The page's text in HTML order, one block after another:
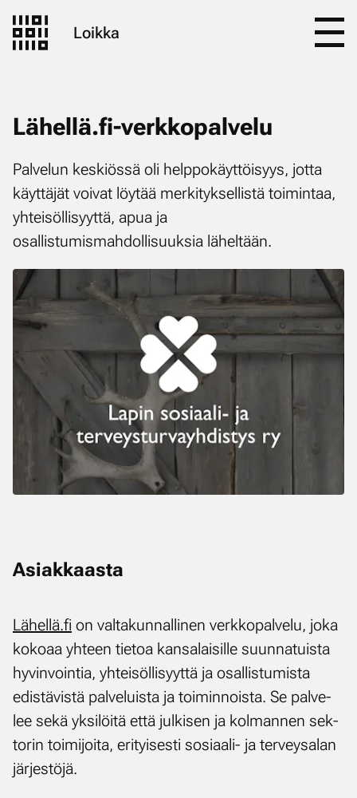
Loikka
Lähellä.fi-verkkopalvelu
Palvelun keskiössä oli helppokäyttöisyys, jotta
käyttäjät voivat löytää merkityksellistä toimintaa,
yhteisöllisyyttä, apua ja
osallistumismahdollisuuksia läheltään.
Asiak­kaas­ta
Lä­hel­lä.fi on val­ta­kun­nal­li­nen verk­ko­pal­ve­lu, jo­ka
ko­ko­aa yh­teen tie­toa kan­sa­lai­sil­le suun­na­tuis­ta
hy­vin­voin­tia, yh­tei­söl­li­syyt­tä ja osal­lis­tu­mis­ta
edis­tä­vis­tä pal­ve­luis­ta ja toi­min­nois­ta. Se pal­ve­
lee se­kä yk­si­löi­tä et­tä jul­ki­sen ja kol­man­nen sek­
to­rin toi­mi­joi­ta, eri­tyi­ses­ti so­si­aa­li- ja ter­vey­sa­lan
jär­jes­tö­jä.